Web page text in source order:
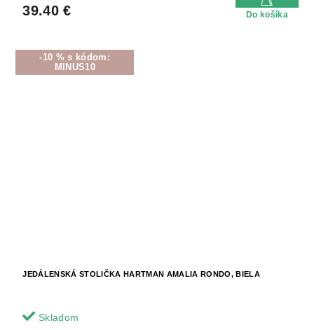
39.40 € Do košíka
-10 % s kódom:
MINUS10
JEDÁLENSKÁ STOLIČKA HARTMAN AMALIA RONDO, BIELA
Skladom